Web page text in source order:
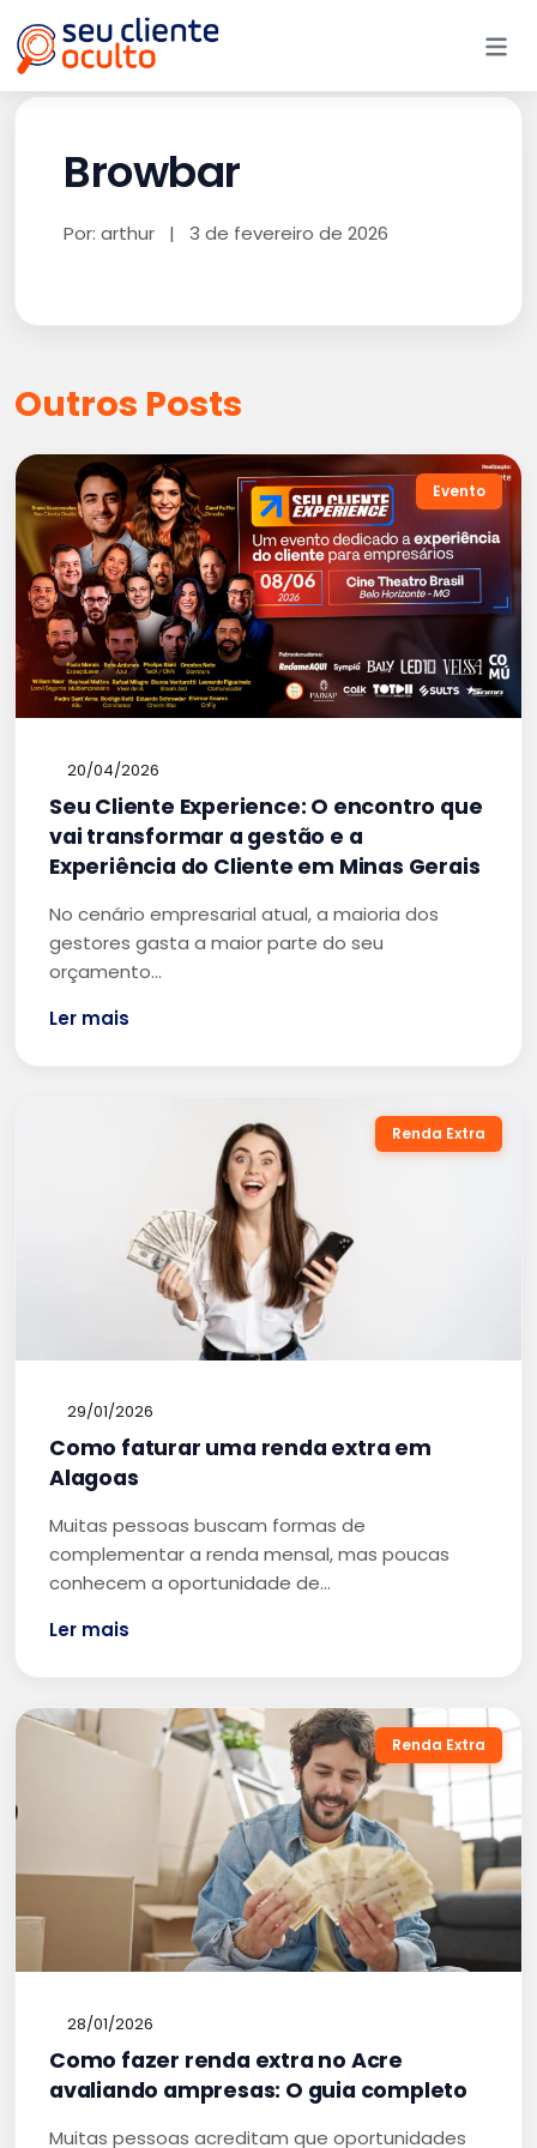
Browbar
Por: arthur | 3 de fevereiro de 2026
Outros Posts
Evento
20/04/2026
Seu Cliente Experience: O encontro que
vai transformar a gestão e a
Experiência do Cliente em Minas Gerais
No cenário empresarial atual, a maioria dos
gestores gasta a maior parte do seu
orçamento…
Ler mais
Renda Extra
29/01/2026
Como faturar uma renda extra em
Alagoas
Muitas pessoas buscam formas de
complementar a renda mensal, mas poucas
conhecem a oportunidade de…
Ler mais
Renda Extra
28/01/2026
Como fazer renda extra no Acre
avaliando ampresas: O guia completo
Muitas pessoas acreditam que oportunidades